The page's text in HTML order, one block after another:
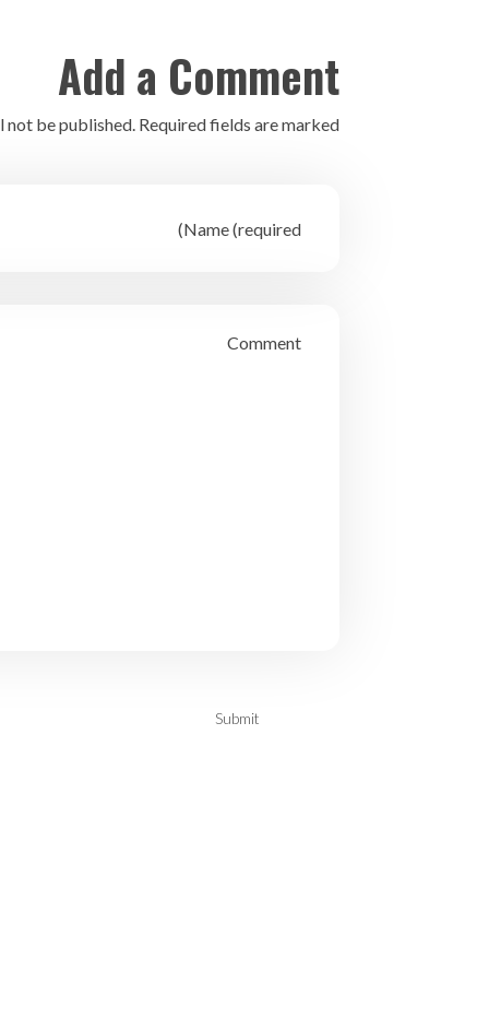
Add a Comment
be published. Required fields are marked *